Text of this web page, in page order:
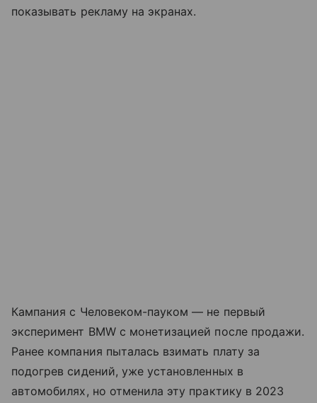
показывать рекламу на экранах.
Кампания с Человеком-пауком — не первый
эксперимент BMW с монетизацией после продажи.
Ранее компания пыталась взимать плату за
подогрев сидений, уже установленных в
автомобилях, но отменила эту практику в 2023